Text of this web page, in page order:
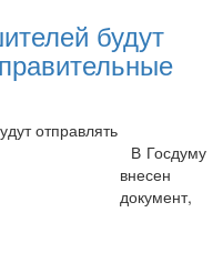
будут
В Госдуму
внесен
документ,